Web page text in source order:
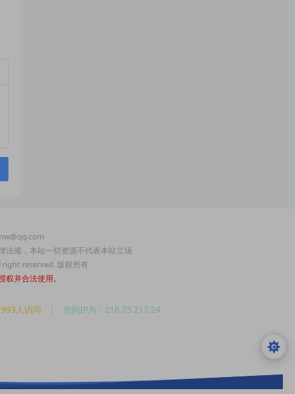
法规，本站一切资源不代表本站立场
right reserved. 版权所有
并合法使用。
人访问 您的IP为：216.73.217.24